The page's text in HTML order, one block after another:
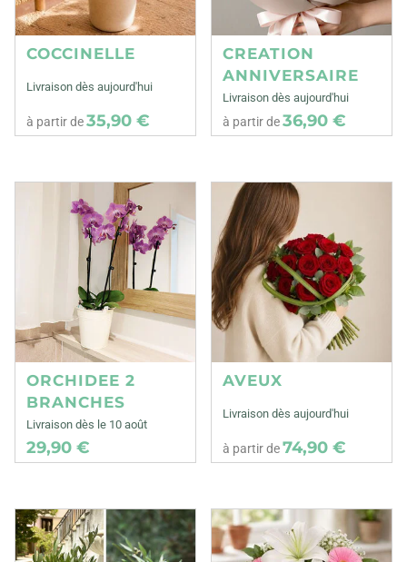
COCCINELLE
Livraison dès aujourd'hui
à partir de35,90 €
CREATION
ANNIVERSAIRE
Livraison dès aujourd'hui
à partir de36,90 €
ORCHIDEE 2
BRANCHES
Livraison dès le 10 août
29,90 €
AVEUX
Livraison dès aujourd'hui
à partir de74,90 €